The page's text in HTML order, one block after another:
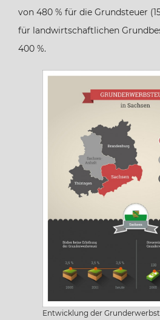
Hessen
Mecklenburg-Vorpommern
Niedersachsen
Nordrhein-Westfalen
Rheinland-Pfalz
Saarland
Sachsen-Anhalt
von 480 % für die Grundsteuer
für landwirtschaftlichen
400 %.
Entwicklung der